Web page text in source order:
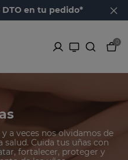
DTO en tu pedido*
0
a veces nos olvidamos de
salud. Cuida tus uñas con
fortalecer, proteger y